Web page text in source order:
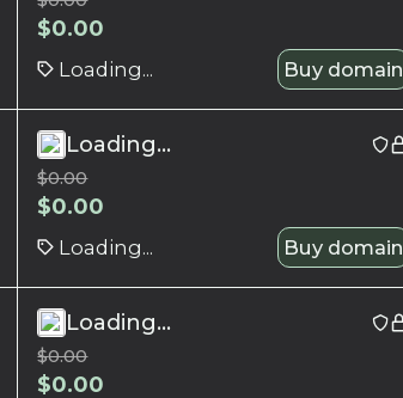
$0.00
Loading... Buy domain
Loading...
$0.00
$0.00
Loading... Buy domain
Loading...
$0.00
$0.00